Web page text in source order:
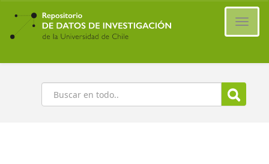
Ir
contenido
principal
Buscar